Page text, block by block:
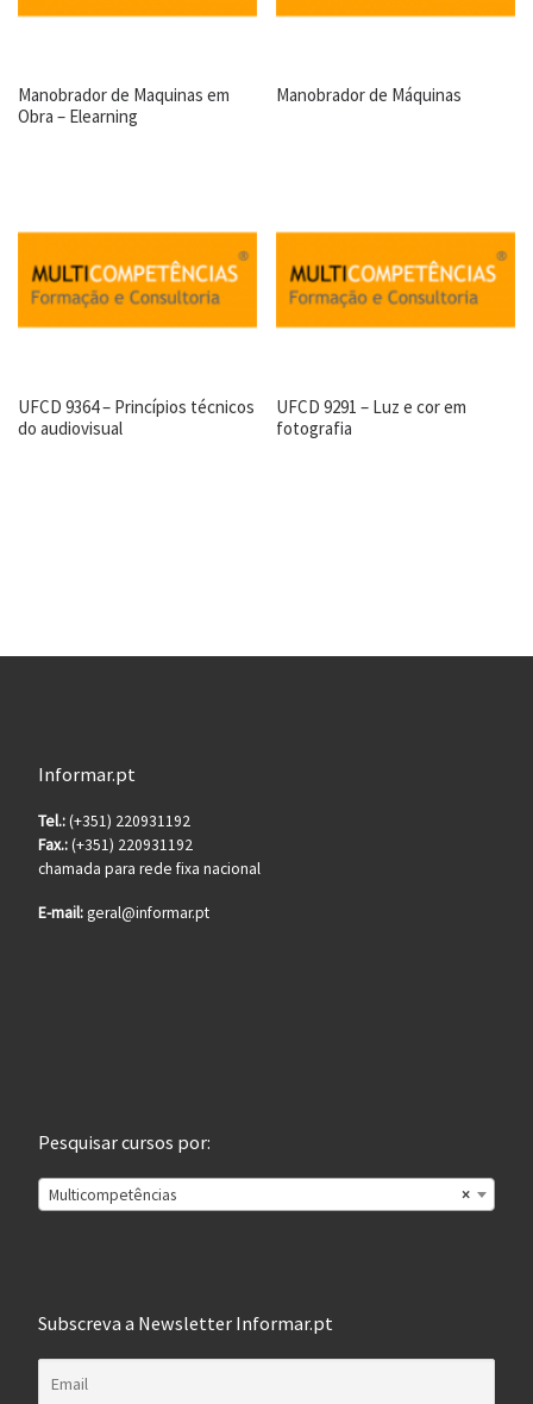
Manobrador de Maquinas em
Obra – Elearning
Manobrador de Máquinas
UFCD 9364 – Princípios técnicos
do audiovisual
UFCD 9291 – Luz e cor em
fotografia
Informar.pt
Tel.:(+351) 220931192
Fax.:(+351) 220931192
chamada para rede fixa nacional
E-mail:geral@informar.pt
Pesquisar cursos por:
×
Multicompetências
Subscreva a Newsletter Informar.pt